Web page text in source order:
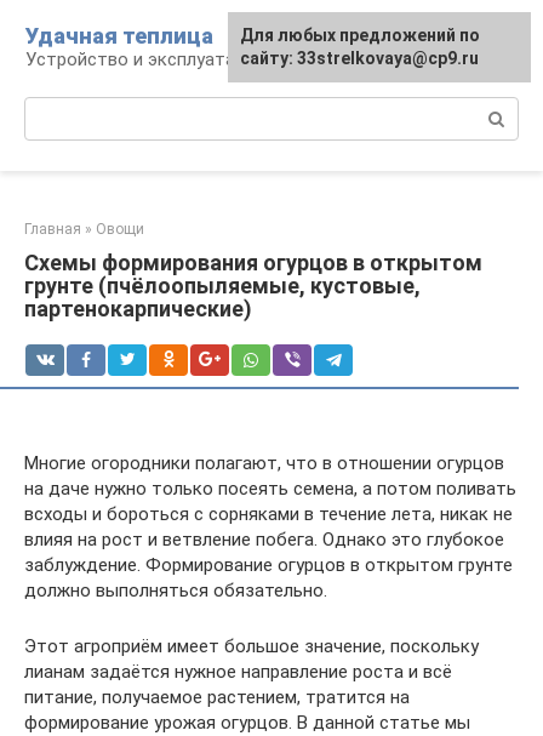
контенту
Удачная теплица
Устройство и эксплуатация теплиц
Главная » Овощи
Схемы формирования огурцов в открытом
грунте (пчёлоопыляемые, кустовые,
партенокарпические)
Многие огородники полагают, что в отношении огурцов
на даче нужно только посеять семена, а потом поливать
всходы и бороться с сорняками в течение лета, никак не
влияя на рост и ветвление побега. Однако это глубокое
заблуждение. Формирование огурцов в открытом грунте
должно выполняться обязательно.
Этот агроприём имеет большое значение, поскольку
лианам задаётся нужное направление роста и всё
питание, получаемое растением, тратится на
формирование урожая огурцов. В данной статье мы
Для любых предложений по
сайту: 33strelkovaya@cp9.ru